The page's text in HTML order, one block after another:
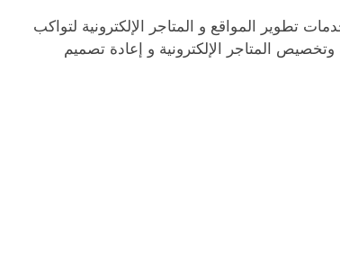
تطوير المواقع و المتاجر اﻹلكترونية لتواكب
وتخصيص المتاجر اﻹلكترونية و إعادة تصميم